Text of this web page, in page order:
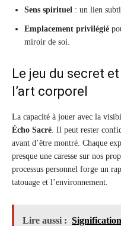
Sens spirituel : un lien
Emplacement privilégié
miroir de soi.
Le jeu du secret
l’art corporel
La capacité à jouer avec la
Écho Sacré . Il peut rester
avant d’être montré. Chaque
presque une caresse sur nos
processus personnel forge un
tatouage et l’environnement.
Lire aussi :